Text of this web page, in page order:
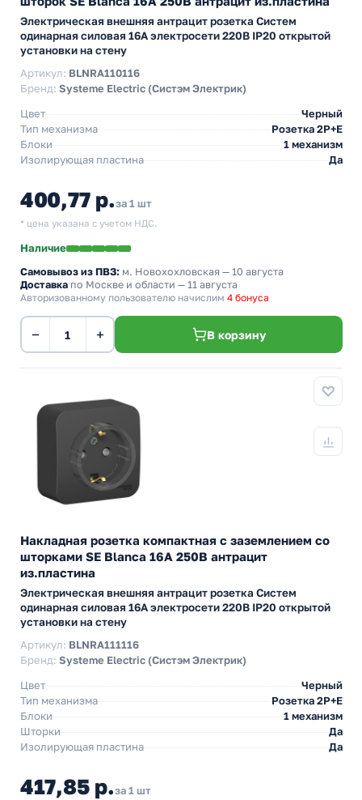
Электрическая внешняя антрацит розетка Систем
одинарная силовая 16А электросети 220В IP20 открытой
установки на стену
Артикул: BLNRA110116
Бренд: Systeme Electric (Систэм Электрик)
Цвет
Черный
Тип механизма
Розетка 2Р+Е
Блоки
1 механизм
Изолирующая пластина
Да
400,77 р.за 1 шт
* цена указана с учетом НДС.
Наличие
Самовывоз из ПВЗ: м. Новохохловская — 10 августа
Доставка по Москве и области — 11 августа
Авторизованному пользователю начислим 4 бонуса
− + В корзину
Накладная розетка компактная с заземлением со
шторками SE Blanca 16А 250В антрацит
из.пластина
Электрическая внешняя антрацит розетка Систем
одинарная силовая 16А электросети 220В IP20 открытой
установки на стену
Артикул: BLNRA111116
Бренд: Systeme Electric (Систэм Электрик)
Цвет
Черный
Тип механизма
Розетка 2Р+Е
Блоки
1 механизм
Шторки
Да
Изолирующая пластина
Да
417,85 р.за 1 шт